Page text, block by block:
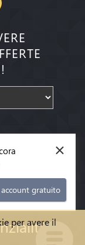
per avere il
® ×
gratuito